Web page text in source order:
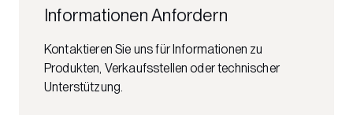
Informationen Anfordern
Kontaktieren Sie uns für Informationen zu
Produkten, Verkaufsstellen oder technischer
Unterstützung.